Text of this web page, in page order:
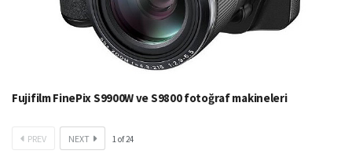
Fujifilm FinePix S9900W ve S9800 fotoğraf makineleri
PREV NEXT 1of24